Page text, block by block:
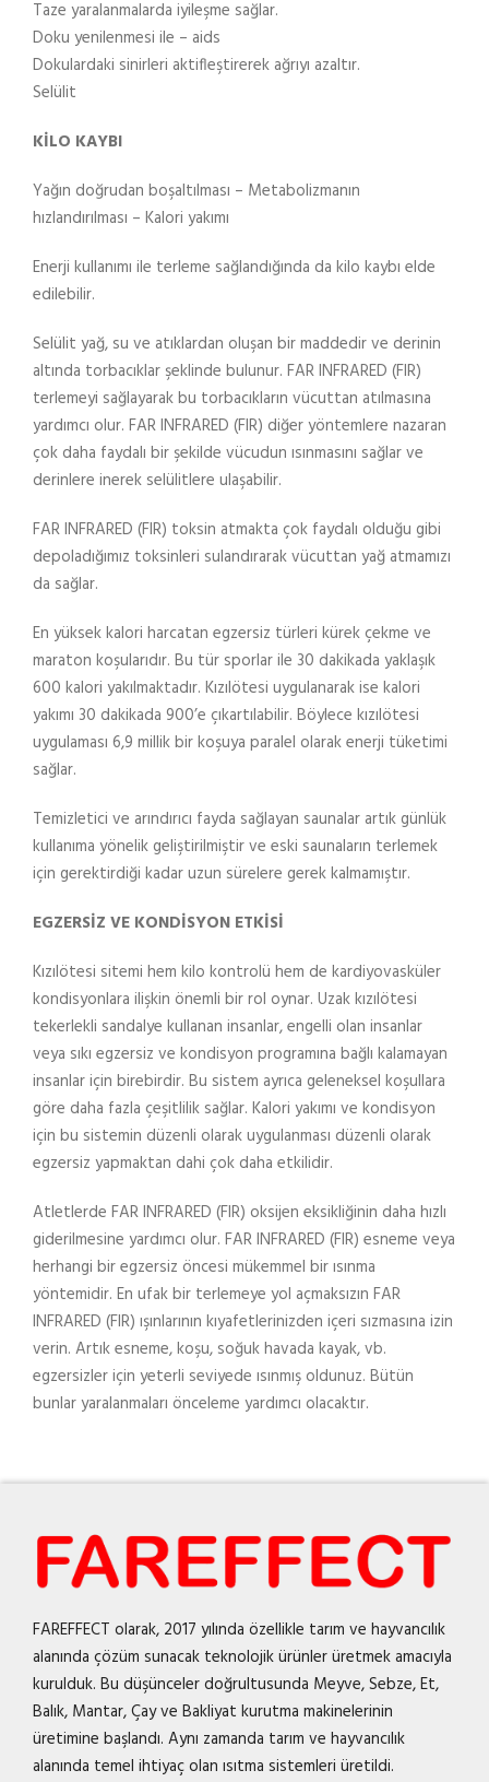
Taze yaralanmalarda iyileşme sağlar.
Doku yenilenmesi ile – aids
Dokulardaki sinirleri aktifleştirerek ağrıyı azaltır.
Selülit
KİLO KAYBI
Yağın doğrudan boşaltılması – Metabolizmanın
hızlandırılması – Kalori yakımı
Enerji kullanımı ile terleme sağlandığında da kilo kaybı elde
edilebilir.
Selülit yağ, su ve atıklardan oluşan bir maddedir ve derinin
altında torbacıklar şeklinde bulunur. FAR INFRARED (FIR)
terlemeyi sağlayarak bu torbacıkların vücuttan atılmasına
yardımcı olur. FAR INFRARED (FIR) diğer yöntemlere nazaran
çok daha faydalı bir şekilde vücudun ısınmasını sağlar ve
derinlere inerek selülitlere ulaşabilir.
FAR INFRARED (FIR) toksin atmakta çok faydalı olduğu gibi
depoladığımız toksinleri sulandırarak vücuttan yağ atmamızı
da sağlar.
En yüksek kalori harcatan egzersiz türleri kürek çekme ve
maraton koşularıdır. Bu tür sporlar ile 30 dakikada yaklaşık
600 kalori yakılmaktadır. Kızılötesi uygulanarak ise kalori
yakımı 30 dakikada 900’e çıkartılabilir. Böylece kızılötesi
uygulaması 6,9 millik bir koşuya paralel olarak enerji tüketimi
sağlar.
Temizletici ve arındırıcı fayda sağlayan saunalar artık günlük
kullanıma yönelik geliştirilmiştir ve eski saunaların terlemek
için gerektirdiği kadar uzun sürelere gerek kalmamıştır.
EGZERSİZ VE KONDİSYON ETKİSİ
Kızılötesi sitemi hem kilo kontrolü hem de kardiyovasküler
kondisyonlara ilişkin önemli bir rol oynar. Uzak kızılötesi
tekerlekli sandalye kullanan insanlar, engelli olan insanlar
veya sıkı egzersiz ve kondisyon programına bağlı kalamayan
insanlar için birebirdir. Bu sistem ayrıca geleneksel koşullara
göre daha fazla çeşitlilik sağlar. Kalori yakımı ve kondisyon
için bu sistemin düzenli olarak uygulanması düzenli olarak
egzersiz yapmaktan dahi çok daha etkilidir.
Atletlerde FAR INFRARED (FIR) oksijen eksikliğinin daha hızlı
giderilmesine yardımcı olur. FAR INFRARED (FIR) esneme veya
herhangi bir egzersiz öncesi mükemmel bir ısınma
yöntemidir. En ufak bir terlemeye yol açmaksızın FAR
INFRARED (FIR) ışınlarının kıyafetlerinizden içeri sızmasına izin
verin. Artık esneme, koşu, soğuk havada kayak, vb.
egzersizler için yeterli seviyede ısınmış oldunuz. Bütün
bunlar yaralanmaları önceleme yardımcı olacaktır.
FAREFFECT olarak, 2017 yılında özellikle tarım ve hayvancılık
alanında çözüm sunacak teknolojik ürünler üretmek amacıyla
kurulduk. Bu düşünceler doğrultusunda Meyve, Sebze, Et,
Balık, Mantar, Çay ve Bakliyat kurutma makinelerinin
üretimine başlandı. Aynı zamanda tarım ve hayvancılık
alanında temel ihtiyaç olan ısıtma sistemleri üretildi.